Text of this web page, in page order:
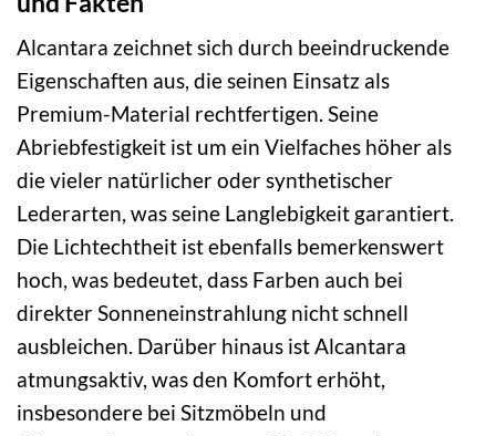
Alcantara zeichnet sich durch beeindruckende
Eigenschaften aus, die seinen Einsatz als
Premium-Material rechtfertigen. Seine
Abriebfestigkeit ist um ein Vielfaches höher als
die vieler natürlicher oder synthetischer
Lederarten, was seine Langlebigkeit garantiert.
Die Lichtechtheit ist ebenfalls bemerkenswert
hoch, was bedeutet, dass Farben auch bei
direkter Sonneneinstrahlung nicht schnell
ausbleichen. Darüber hinaus ist Alcantara
atmungsaktiv, was den Komfort erhöht,
insbesondere bei Sitzmöbeln und